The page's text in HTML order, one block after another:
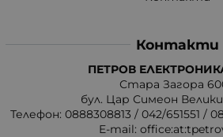
Контакти
ПЕТРОВ
Стара Загора
бул. Цар Симеон
Телефон: 0888308813 / 042/651551 /
E-mail: